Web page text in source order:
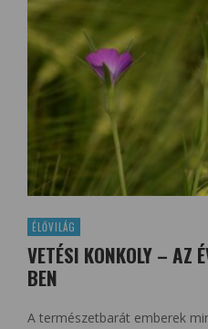
ÉLŐVILÁG
VETÉSI KONKOLY – AZ
BEN
A természetbarát emberek